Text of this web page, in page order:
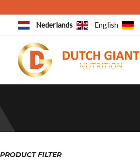
Nederlands English
PRODUCT FILTER